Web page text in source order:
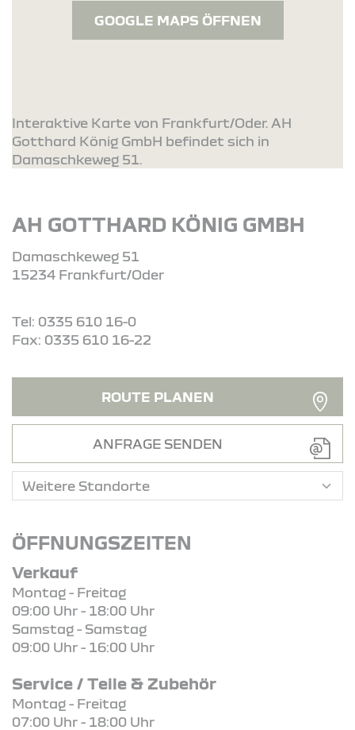
GOOGLE MAPS ÖFFNEN
Interaktive Karte von Frankfurt/Oder. AH
Gotthard König GmbH befindet sich in
Damaschkeweg 51.
AH GOTTHARD KÖNIG GMBH
Damaschkeweg 51
15234 Frankfurt/Oder
Tel: 0335 610 16-0
Fax: 0335 610 16-22
ROUTE PLANEN
ANFRAGE SENDEN
ÖFFNUNGSZEITEN
Verkauf
Montag - Freitag
09:00 Uhr - 18:00 Uhr
Samstag - Samstag
09:00 Uhr - 16:00 Uhr
Service / Teile & Zubehör
Montag - Freitag
07:00 Uhr - 18:00 Uhr